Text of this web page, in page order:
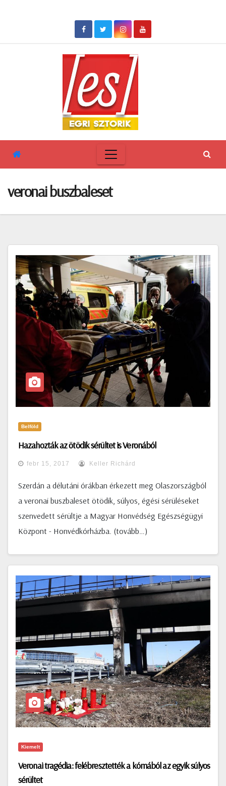
veronai buszbaleset
Belföld
Hazahozták az ötödik sérültet is Veronából
febr 15, 2017 Keller Richárd
Szerdán a délutáni órákban érkezett meg Olaszországból
a veronai buszbaleset ötödik, súlyos, égési sérüléseket
szenvedett sérültje a Magyar Honvédség Egészségügyi
Központ - Honvédkórházba. (tovább…)
Kiemelt
Veronai tragédia: felébresztették a kómából az egyik súlyos
sérültet